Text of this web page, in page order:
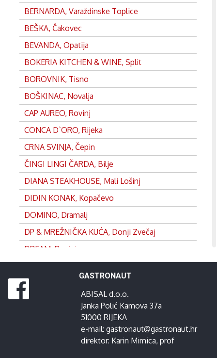
BERNARDA, Varaždinske Toplice
BEŠKA, Čakovec
BEVANDA, Opatija
BOKERIA KITCHEN & WINE, Split
BOROVNIK, Tisno
BOŠKINAC, Novalja
CAP AUREO, Rovinj
CONCA D`ORO, Rijeka
CRNA SVINJA, Čepin
ČINGI LINGI ČARDA, Bilje
DIANA STEAKHOUSE, Mali Lošinj
DIDIN KONAK, Kopačevo
DOMINO, Dramalj
DP & MREŽNIČKA KUĆA, Donji Zvečaj
DREAM, Rovinj
EDEN, Satnica
FRANKOPAN, Ogulin
GANEUM, Lovran
GOSPOJA, Vrbnik
GASTRONAUT
ABISAL d.o.o.
Janka Polić Kamova 37a
51000 RIJEKA
e-mail: gastronaut@gastronaut.hr
direktor: Karin Mimica, prof